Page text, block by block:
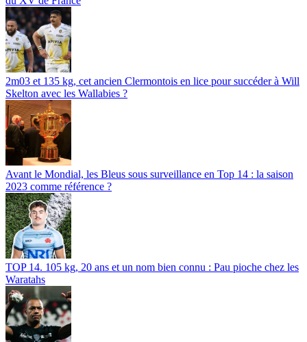
2m03 et 135 kg, cet ancien Clermontois en lice pour succéder à Will
Skelton avec les Wallabies ?
Avant le Mondial, les Bleus sous surveillance en Top 14 : la saison
2023 comme référence ?
TOP 14. 105 kg, 20 ans et un nom bien connu : Pau pioche chez les
Waratahs